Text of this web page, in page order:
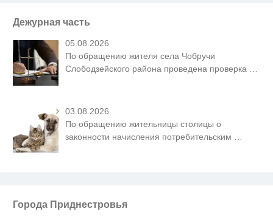
Дежурная часть
05.08.2026
По обращению жителя села Чобручи
Слободзейского района проведена проверка …
03.08.2026
По обращению жительницы столицы о
законности начисления потребительским
Города Приднестровья